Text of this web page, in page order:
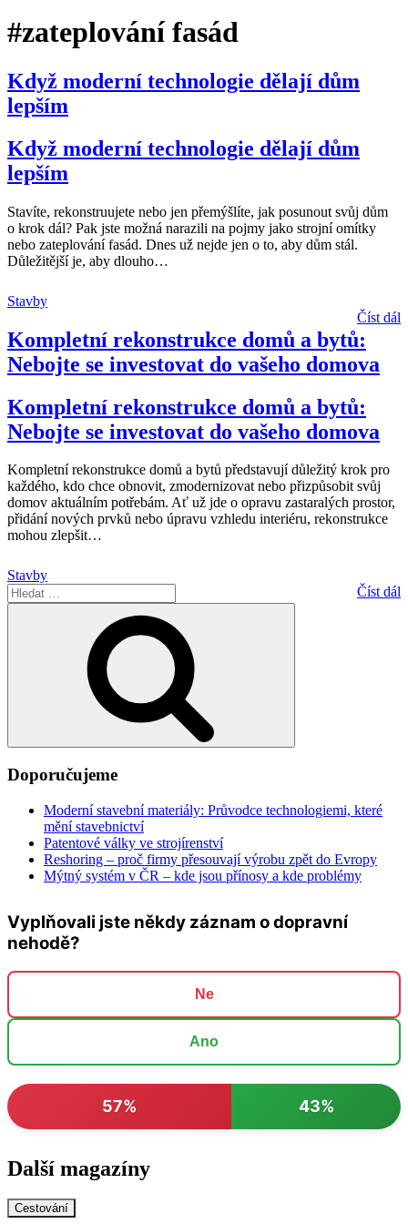
#zateplování fasád
Když moderní technologie dělají dům
lepším
Když moderní technologie dělají dům
lepším
Stavíte, rekonstruujete nebo jen přemýšlíte, jak posunout svůj dům
o krok dál? Pak jste možná narazili na pojmy jako strojní omítky
nebo zateplování fasád. Dnes už nejde jen o to, aby dům stál.
Důležitější je, aby dlouho…
Stavby
Číst dál
Kompletní rekonstrukce domů a bytů:
Nebojte se investovat do vašeho domova
Kompletní rekonstrukce domů a bytů:
Nebojte se investovat do vašeho domova
Kompletní rekonstrukce domů a bytů představují důležitý krok pro
každého, kdo chce obnovit, zmodernizovat nebo přizpůsobit svůj
domov aktuálním potřebám. Ať už jde o opravu zastaralých prostor,
přidání nových prvků nebo úpravu vzhledu interiéru, rekonstrukce
mohou zlepšit…
Stavby
Číst dál
Hledat:
Doporučujeme
Moderní stavební materiály: Průvodce technologiemi, které
mění stavebnictví
Patentové války ve strojírenství
Reshoring – proč firmy přesouvají výrobu zpět do Evropy
Mýtný systém v ČR – kde jsou přínosy a kde problémy
Vyplňovali jste někdy záznam o dopravní
nehodě?
Ne
Ano
57% 43%
Další magazíny
Cestování